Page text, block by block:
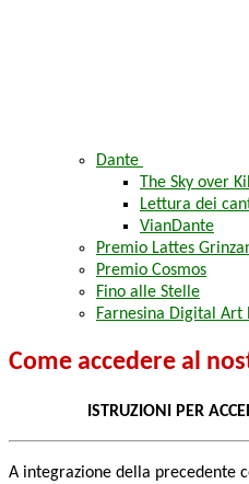
Dante
The Sky over
Lettura dei
VianDante
Premio Lattes
Premio Cosmos
Fino alle Stelle
Farnesina Digital Art
Come accedere al
ISTRUZIONI PER
A integrazione della precedente